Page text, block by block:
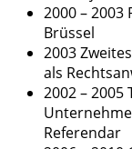
2000 –
Brüssel
2003
als
2002 –
Referendar